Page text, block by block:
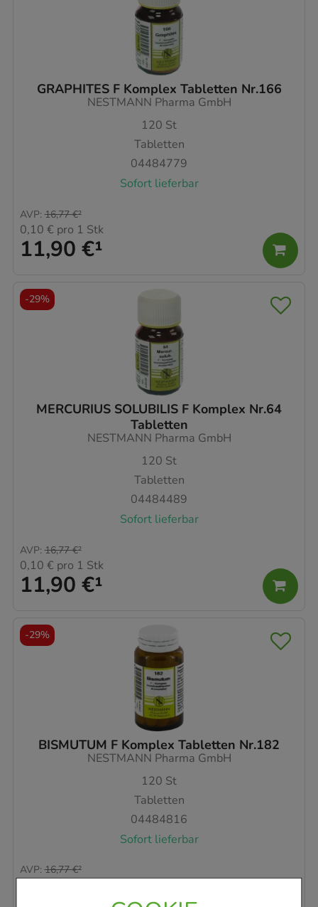
GRAPHITES F Komplex Tabletten Nr.166
NESTMANN Pharma GmbH
120 St
Tabletten
04484779
Sofort lieferbar
11,90 €¹
AVP: 16,77 €²
0,10 € pro 1 Stk
MERCURIUS SOLUBILIS F Komplex Nr.64
Tabletten
NESTMANN Pharma GmbH
120 St
Tabletten
04484489
Sofort lieferbar
11,90 €¹
AVP: 16,77 €²
0,10 € pro 1 Stk
-29%
BISMUTUM F Komplex Tabletten Nr.182
NESTMANN Pharma GmbH
120 St
Tabletten
04484816
Sofort lieferbar
AVP: 16,77 €²
-29%